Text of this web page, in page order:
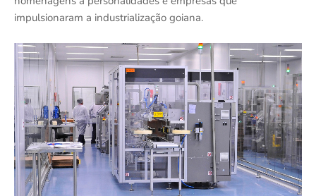
impulsionaram a industrialização goiana.